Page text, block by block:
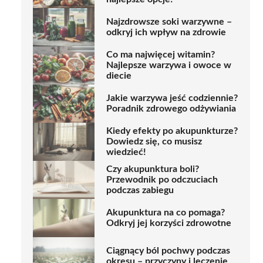
Najzdrowsze soki warzywne –
odkryj ich wpływ na zdrowie
Co ma najwięcej witamin?
Najlepsze warzywa i owoce w
diecie
Jakie warzywa jeść codziennie?
Poradnik zdrowego odżywiania
Kiedy efekty po akupunkturze?
Dowiedz się, co musisz
wiedzieć!
Czy akupunktura boli?
Przewodnik po odczuciach
podczas zabiegu
Akupunktura na co pomaga?
Odkryj jej korzyści zdrowotne
Ciągnący ból pochwy podczas